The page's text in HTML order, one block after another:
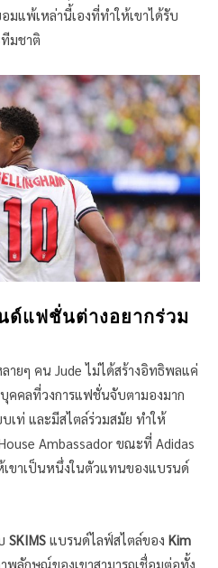
มแพ้เหล่านี้เองที่ทำให้เขาได้รับ
ทีมชาติ
ด์แฟชั่นต่างอยากร่วม
ยๆ คน Jude ไม่ได้สร้างอิทธิพลแค่
คคลที่วงการแฟชั่นจับตามองมาก
เท่ และมีสไตล์ร่วมสมัย ทำให้
Ambassador ขณะที่ Adidas
เขาเป็นหนึ่งในตัวแทนของแบรนด์
SKIMS แบรนด์ไลฟ์สไตล์ของ Kim
พลักษณ์ของเขาสามารถเชื่อมต่อทั้ง